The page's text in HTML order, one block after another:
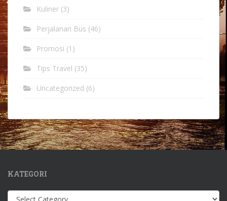
Kuliner (3)
Perjalanan Bus (46)
Promosi (1)
Tips Travel (35)
Uncategorized (6)
KATEGORI
Kategori